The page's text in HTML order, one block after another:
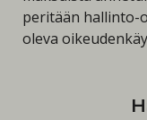
peritään hallinto-
oleva